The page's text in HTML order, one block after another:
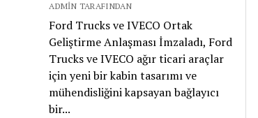
ADMIN TARAFINDAN
Ford Trucks ve IVECO Ortak
Geliştirme Anlaşması İmzaladı, Ford
Trucks ve IVECO ağır ticari araçlar
için yeni bir kabin tasarımı ve
mühendisliğini kapsayan bağlayıcı
bir...